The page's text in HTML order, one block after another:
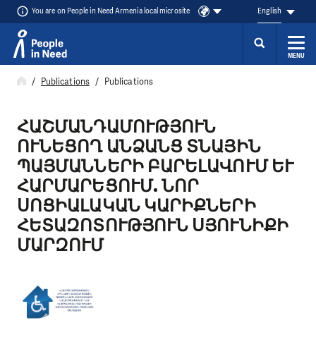
Skip to content
You are on People in Need Armenia local microsite English
MENU
Publications Publications
ՀԱՇՄԱՆԴԱՄՈՒԹՅՈՒՆ
ՈՒՆԵՑՈՂ ԱՆՁԱՆՑ ՏՆԱՅԻՆ
ՊԱՅՄԱՆՆԵՐԻ ԲԱՐԵԼԱՎՈՒՄ ԵՒ Հ
ԱՐՄԱՐԵՑՈՒՄ. ՆՈՐ Ս
ՈՑԻԱԼԱԿԱՆ ԿԱՐԻՔՆԵՐԻ Հ
ԵՏԱԶՈՏՈՒԹՅՈՒՆ ՍՅՈՒՆԻՔԻ Մ
ԱՐԶՈՒՄ